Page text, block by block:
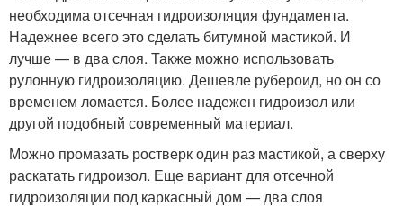
необходима отсечная гидроизоляция фундамента.
Надежнее всего это сделать битумной мастикой. И
лучше — в два слоя. Также можно использовать
рулонную гидроизоляцию. Дешевле рубероид, но он со
временем ломается. Более надежен гидроизол или
другой подобный современный материал.
Можно промазать ростверк один раз мастикой, а сверху
раскатать гидроизол. Еще вариант для отсечной
гидроизоляции под каркасный дом — два слоя